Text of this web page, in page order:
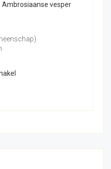
Ambrosiaanse vesper